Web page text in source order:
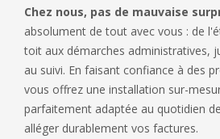
Chez nous, pas de mauvaise
absolument de tout avec vous : de
toit aux démarches administratives,
au suivi. En faisant confiance à des
vous offrez une installation sur-
parfaitement adaptée au quotidien
alléger durablement vos factures.